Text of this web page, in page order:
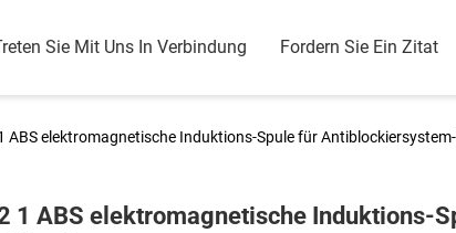
Sie Mit Uns In Verbindung Fordern Sie Ein Zitat
ABS elektromagnetische Induktions-Spule für
1 ABS elektromagnetische Induktions-